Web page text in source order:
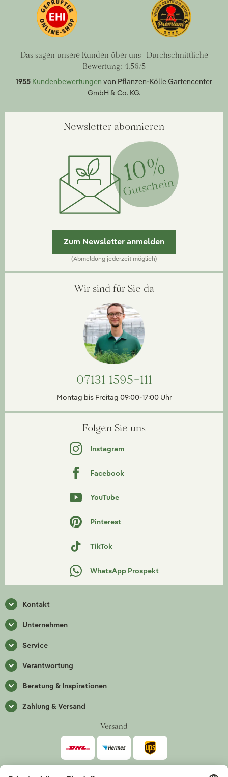
Das sagen unsere Kunden über uns | Durchschnittliche
Bewertung: 4.56/5
1955 Kundenbewertungen von Pflanzen-Kölle Gartencenter
GmbH & Co. KG.
Newsletter abonnieren
10%
Gutschein
Zum Newsletter anmelden
(Abmeldung jederzeit möglich)
Wir sind für Sie da
07131 1595-111
Montag bis Freitag 09:00-17:00 Uhr
Folgen Sie uns
Instagram
Facebook
YouTube
Pinterest
TikTok
WhatsApp Prospekt
Kontakt
Unternehmen
Service
Verantwortung
Beratung & Inspirationen
Zahlung & Versand
Versand